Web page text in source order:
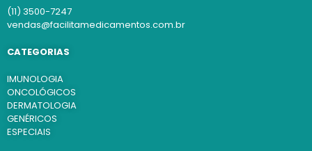
(11) 3500-7247
vendas@facilitamedicamentos.com.br
CATEGORIAS
IMUNOLOGIA
ONCOLÓGICOS
DERMATOLOGIA
GENÉRICOS
ESPECIAIS